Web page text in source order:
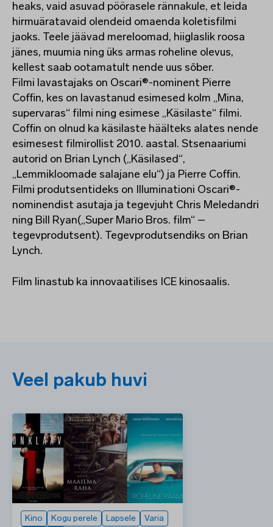
heaks, vaid asuvad pöörasele rännakule, et leida
hirmuäratavaid olendeid omaenda koletisfilmi
jaoks. Teele jäävad mereloomad, hiiglaslik roosa
jänes, muumia ning üks armas roheline olevus,
kellest saab ootamatult nende uus sõber.
Filmi lavastajaks on Oscari®-nominent Pierre
Coffin, kes on lavastanud esimesed kolm „Mina,
supervaras“ filmi ning esimese „Käsilaste“ filmi.
Coffin on olnud ka käsilaste häälteks alates nende
esimesest filmirollist 2010. aastal. Stsenaariumi
autorid on Brian Lynch („Käsilased“,
„Lemmikloomade salajane elu“) ja Pierre Coffin.
Filmi produtsentideks on Illuminationi Oscari®-
nominendist asutaja ja tegevjuht Chris Meledandri
ning Bill Ryan(„Super Mario Bros. film“ –
tegevprodutsent). Tegevprodutsendiks on Brian
Lynch.
Film linastub ka innovaatilises ICE kinosaalis.
Veel pakub huvi
Kino Kogu perele Lapsele Varia